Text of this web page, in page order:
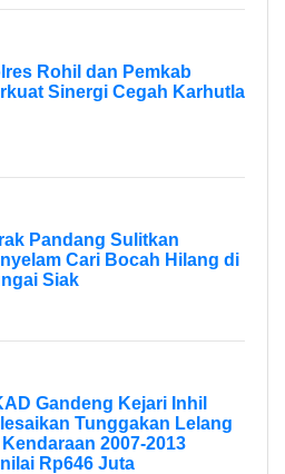
Rohil dan Pemkab
Sinergi Cegah Karhutla
Pandang Sulitkan
Cari Bocah Hilang di
Siak
Gandeng Kejari Inhil
Tunggakan Lelang
Kendaraan 2007-2013
Rp646 Juta